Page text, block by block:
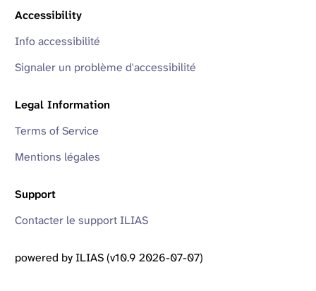
Accessibility
Info accessibilité
Signaler un problème d'accessibilité
Legal Information
Terms of Service
Mentions légales
Support
Contacter le support ILIAS
powered by ILIAS (v10.9 2026-07-07)